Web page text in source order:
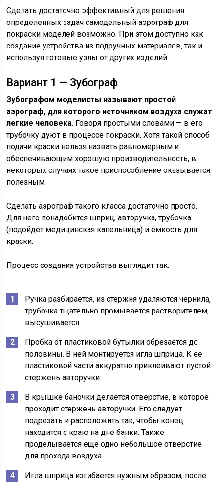
Сделать достаточно эффективный для решения
определенных задач самодельный аэрограф для
покраски моделей возможно. При этом доступно как
создание устройства из подручных материалов, так и
используя готовые узлы от других изделий.
Вариант 1 — Зубограф
Зубографом моделисты называют простой
аэрограф, для которого источником воздуха служат
легкие человека. Говоря простыми словами — в его
трубочку дуют в процессе покраски. Хотя такой способ
подачи краски нельзя назвать равномерным и
обеспечивающим хорошую производительность, в
некоторых случаях такое приспособление оказывается
полезным.
Сделать аэрограф такого класса достаточно просто.
Для него понадобится шприц, авторучка, трубочка
(подойдет медицинская капельница) и емкость для
краски.
Процесс создания устройства выглядит так.
Ручка разбирается, из стержня удаляются чернила,
трубочка тщательно промывается растворителем,
высушивается.
Пробка от пластиковой бутылки обрезается до
половины. В ней монтируется игла шприца. К ее
пластиковой части аккуратно приклеивают пустой
стержень авторучки.
В крышке баночки делается отверстие, в которое
проходит стержень авторучки. Его следует
подрезать и расположить так, чтобы конец
находится с краю на дне банки. Также
проделывается еще одно небольшое отверстие
для прохода воздуха.
Игла шприца изгибается нужным образом, после